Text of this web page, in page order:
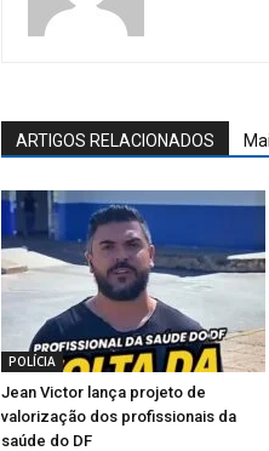
ARTIGOS RELACIONADOS
POLÍCIA
Jean Victor lança projeto de
valorização dos profissionais da
saúde do DF